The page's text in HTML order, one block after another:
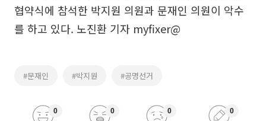
협약식에 참석한 박지원 의원과 문재인 의원이 악수
를 하고 있다. 노진환 기자 myfixer@
#문재인 #박지원 #공명선거
0 0 0 0